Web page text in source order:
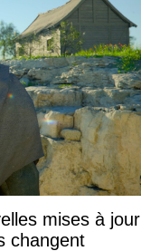
mises à jour
changent